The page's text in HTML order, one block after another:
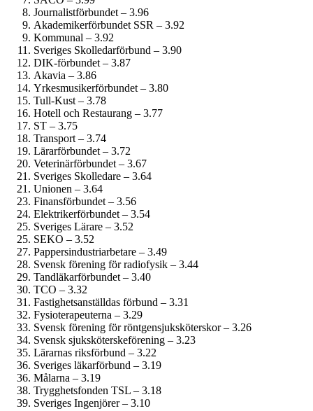
Journalist­förbundet – 3.96
Akademiker­förbundet SSR – 3.92
Kommunal – 3.92
Sveriges Skolledarförbund – 3.90
DIK-förbundet – 3.87
Akavia – 3.86
Yrkesmusiker­förbundet – 3.80
Tull-Kust – 3.78
Hotell och Restaurang – 3.77
ST – 3.75
Transport – 3.74
Lärarförbundet – 3.72
Veterinärförbundet – 3.67
Sveriges Skolledare – 3.64
Unionen – 3.64
Finans­förbundet – 3.56
Elektriker­förbundet – 3.54
Sveriges Lärare – 3.52
SEKO – 3.52
Pappersindustri­arbetare – 3.49
Svensk förening för radiofysik – 3.44
Tandläkar­förbundet – 3.40
TCO – 3.32
Fastighets­anställdas förbund – 3.31
Fysioterapeuterna – 3.29
Svensk förening för röntgensjuksköterskor – 3.26
Svensk sjuksköterskeförening – 3.23
Lärarnas riksförbund – 3.22
Sveriges läkarförbund – 3.19
Målarna – 3.19
Trygghetsfonden TSL – 3.18
Sveriges Ingenjörer – 3.10